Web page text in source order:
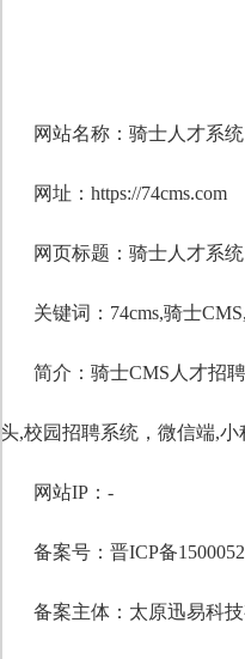
网站名称：骑士人才系统
网址：https://74cms.com
网页标题：骑士人才系
关键词： 74cms,骑士CMS,
简介：骑士CMS人才招
头,校园招聘系统，微信端,
网站IP：-
备案号：晋ICP备
备案主体：太原迅易科